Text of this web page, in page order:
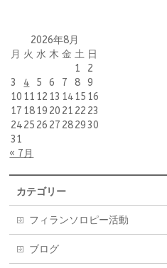
2026年8月
月 火 水 木 金 土 日
1
2
3
4 5 6 7 8
9
10 11 12 13 1415 16
17 1819 20 21 22 23
2425 26 27 2829 30
31
« 7月
カテゴリー
フィランソロピー活動
ブログ